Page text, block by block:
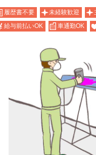
履歴書不要 未経験歓迎
給与前払いOK
車通勤OK